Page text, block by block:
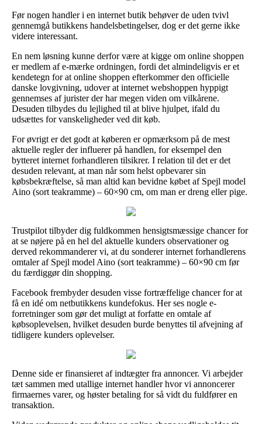
Før nogen handler i en internet butik behøver de uden tvivl
gennemgå butikkens handelsbetingelser, dog er det gerne ikke
videre interessant.
En nem løsning kunne derfor være at kigge om online shoppen
er medlem af e-mærke ordningen, fordi det almindeligvis er et
kendetegn for at online shoppen efterkommer den officielle
danske lovgivning, udover at internet webshoppen hyppigt
gennemses af jurister der har megen viden om vilkårene.
Desuden tilbydes du lejlighed til at blive hjulpet, ifald du
udsættes for vanskeligheder ved dit køb.
For øvrigt er det godt at køberen er opmærksom på de mest
aktuelle regler der influerer på handlen, for eksempel den
bytteret internet forhandleren tilsikrer. I relation til det er det
desuden relevant, at man når som helst opbevarer sin
købsbekræftelse, så man altid kan bevidne købet af Spejl model
Aino (sort teakramme) – 60×90 cm, om man er dreng eller pige.
Trustpilot tilbyder dig fuldkommen hensigtsmæssige chancer for
at se nøjere på en hel del aktuelle kunders observationer og
derved rekommanderer vi, at du sonderer internet forhandlerens
omtaler af Spejl model Aino (sort teakramme) – 60×90 cm før
du færdiggør din shopping.
Facebook frembyder desuden visse fortræffelige chancer for at
få en idé om netbutikkens kundefokus. Her ses nogle e-
forretninger som gør det muligt at forfatte en omtale af
købsoplevelsen, hvilket desuden burde benyttes til afvejning af
tidligere kunders oplevelser.
Denne side er finansieret af indtægter fra annoncer. Vi arbejder
tæt sammen med utallige internet handler hvor vi annoncerer
firmaernes varer, og høster betaling for så vidt du fuldfører en
transaktion.